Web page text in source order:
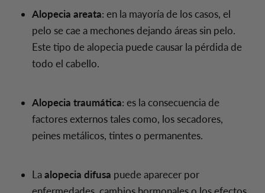
Alopecia areata: en la mayoría de los casos, el
pelo se cae a mechones dejando áreas sin pelo.
Este tipo de alopecia puede causar la pérdida de
todo el cabello.
Alopecia traumática: es la consecuencia de
factores externos tales como, los secadores,
peines metálicos, tintes o permanentes.
Laalopecia difusa puede aparecer por